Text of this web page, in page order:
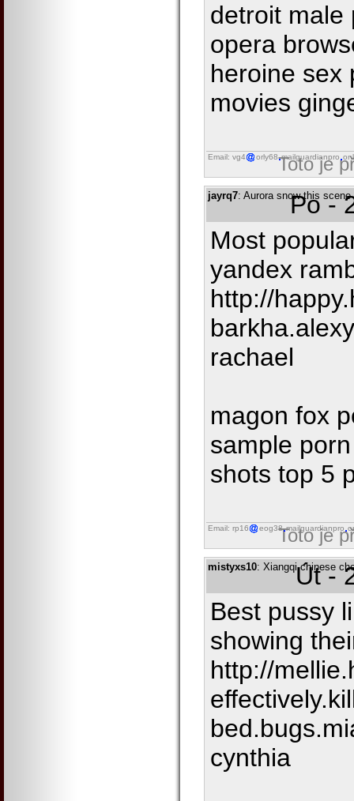
detroit male
opera
heroine sex
movies
Email: vg4 orly68 mailguardianpro
Toto je
jayrq7: Aurora snow this
Po -
Most
yandex
http://
rachael
magon fox
sample
shots top 5
Email: rp16 eog38 mailguardianpro
Toto je
mistyxs10: Xiangqi chinese
Út -
Best pussy
showing
http://
cynthia